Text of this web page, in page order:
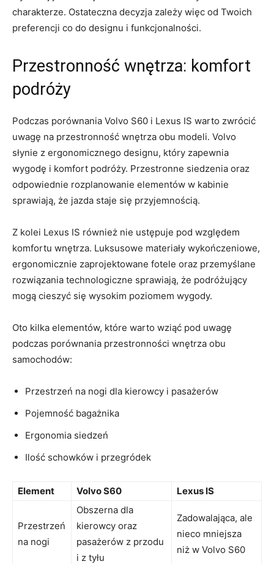
charakterze. Ostateczna decyzja⁤ zależy​ więc​ od ‌Twoich
preferencji co do designu‍ i funkcjonalności.
Przestronność wnętrza: ⁤komfort⁤
podróży
Podczas​ porównania Volvo ‍S60‌ i Lexus IS warto zwrócić
uwagę na przestronność wnętrza⁤ obu modeli. Volvo
słynie z ergonomicznego designu, który⁣ zapewnia
wygodę⁤ i komfort podróży. Przestronne‌ siedzenia oraz
odpowiednie rozplanowanie⁤ elementów w kabinie
⁤sprawiają, ‌że jazda​ staje się przyjemnością.
Z ⁤kolei Lexus IS‍ również nie ustępuje pod względem
‌komfortu wnętrza. Luksusowe materiały ‍wykończeniowe,⁢
ergonomicznie ‌zaprojektowane fotele oraz przemyślane
rozwiązania⁣ technologiczne sprawiają, że podróżujący
‍mogą cieszyć się wysokim poziomem wygody.
Oto⁢ kilka elementów, które⁣ warto‌ wziąć pod ‍uwagę
podczas porównania przestronności‍ wnętrza ⁣obu
samochodów:
Przestrzeń ​na nogi dla kierowcy i pasażerów
Pojemność bagażnika
Ergonomia siedzeń
Ilość schowków‌ i przegródek
Element Volvo S60 Lexus IS
Przestrzeń
na‍ nogi
Obszerna dla
kierowcy ‍oraz⁤
pasażerów z przodu‌
i z tyłu
Zadowalająca, ale
nieco mniejsza
niż w Volvo ​S60